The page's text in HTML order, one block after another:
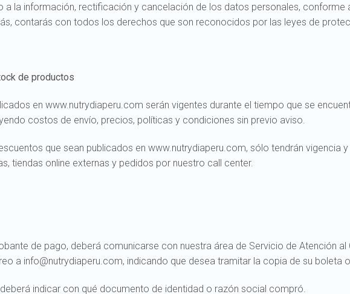
a la información, rectificación y cancelación de los datos personales,
contarás con todos los derechos que son reconocidos por las leyes de
de productos
en www.nutrydiaperu.com serán vigentes durante el tiempo que se
costos de envío, precios, políticas y condiciones sin previo aviso.
que sean publicados en www.nutrydiaperu.com, sólo tendrán vigencia
tiendas online externas y pedidos por nuestro call center.
de pago, deberá comunicarse con nuestra área de Servicio de Atención
a info@nutrydiaperu.com, indicando que desea tramitar la copia de su boleta
indicar con qué documento de identidad o razón social compró.